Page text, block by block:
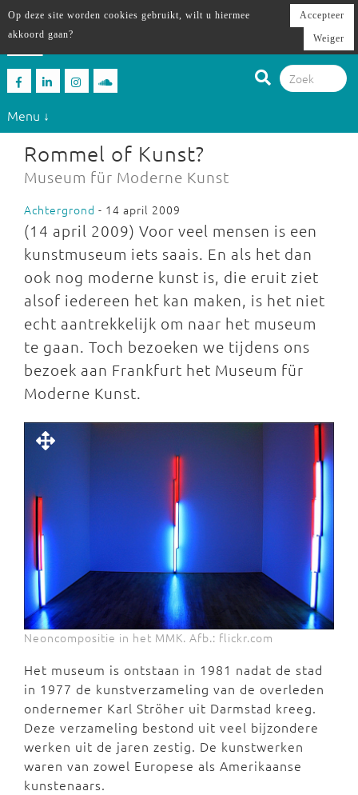
Menu ↓
Rommel of Kunst?
Museum für Moderne Kunst
Achtergrond - 14 april 2009
(14 april 2009) Voor veel mensen is een
kunstmuseum iets saais. En als het dan
ook nog moderne kunst is, die eruit ziet
alsof iedereen het kan maken, is het niet
echt aantrekkelijk om naar het museum
te gaan. Toch bezoeken we tijdens ons
bezoek aan Frankfurt het Museum für
Moderne Kunst.
Neoncompositie in het MMK. Afb.: flickr.com
Het museum is ontstaan in 1981 nadat de stad
in 1977 de kunstverzameling van de overleden
ondernemer Karl Ströher uit Darmstad kreeg.
Deze verzameling bestond uit veel bijzondere
werken uit de jaren zestig. De kunstwerken
waren van zowel Europese als Amerikaanse
kunstenaars.
Op deze site worden cookies gebruikt, wilt u hiermee
akkoord gaan?
Accepteer
Weiger